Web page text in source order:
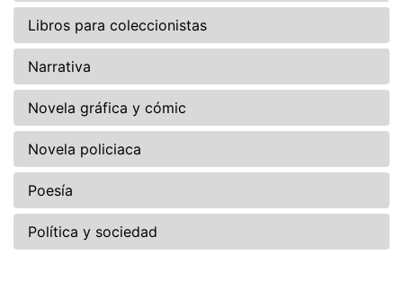
Libros para coleccionistas
Narrativa
Novela gráfica y cómic
Novela policiaca
Poesía
Política y sociedad